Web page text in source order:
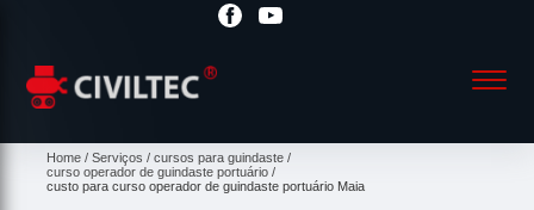
Home Serviços
cursos para guindaste
curso operador de guindaste portuário
custo para curso operador de guindaste portuário Maia